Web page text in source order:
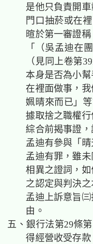
是他只負責開
門口抽菸或在
暄於第一審證
「（吳孟迪在
（見同上卷第
本身是否為小
在裡面做事，
姵晴來而已」
據取捨之職權
綜合前揭事證
孟迪有參與「
孟迪有罪，雖
相異之證詞，
之認定與判決
孟迪上訴意旨
由。
五、銀行法第29條
得經營收受存